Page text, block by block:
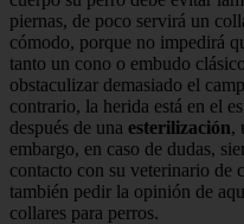
piernas, de poco servirá un
cómodo, porque no impedirá
tanto un cono o embudo
obstaculizar demasiado el
contrario, la herida está en el
después de una esterilización,
embargo, en caso de dudas,
contacto con su veterinario de
también pedir la opinión de
collares para perros.